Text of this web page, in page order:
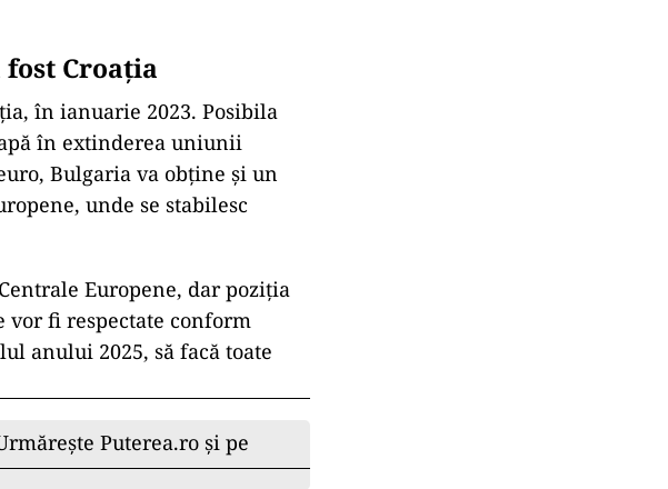
Croația
în ianuarie 2023. Posibila
în extinderea uniunii
Bulgaria va obține și un
unde se stabilesc
Europene, dar poziția
vor fi respectate conform
anului 2025, să facă toate
Puterea.ro și pe